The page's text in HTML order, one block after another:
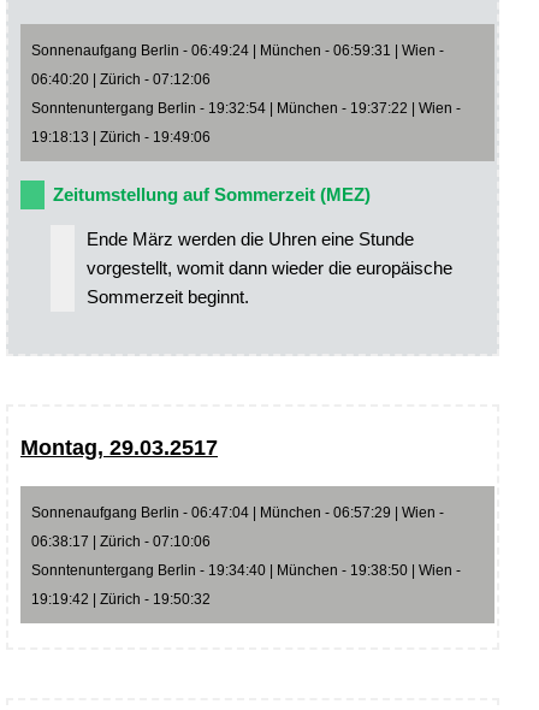
Sonnenaufgang Berlin - 06:49:24 | München - 06:59:31 | Wien -
06:40:20 | Zürich - 07:12:06
Sonntenuntergang Berlin - 19:32:54 | München - 19:37:22 | Wien -
19:18:13 | Zürich - 19:49:06
Zeitumstellung auf Sommerzeit (MEZ)
Ende März werden die Uhren eine Stunde
vorgestellt, womit dann wieder die europäische
Sommerzeit beginnt.
Montag, 29.03.2517
Sonnenaufgang Berlin - 06:47:04 | München - 06:57:29 | Wien -
06:38:17 | Zürich - 07:10:06
Sonntenuntergang Berlin - 19:34:40 | München - 19:38:50 | Wien -
19:19:42 | Zürich - 19:50:32